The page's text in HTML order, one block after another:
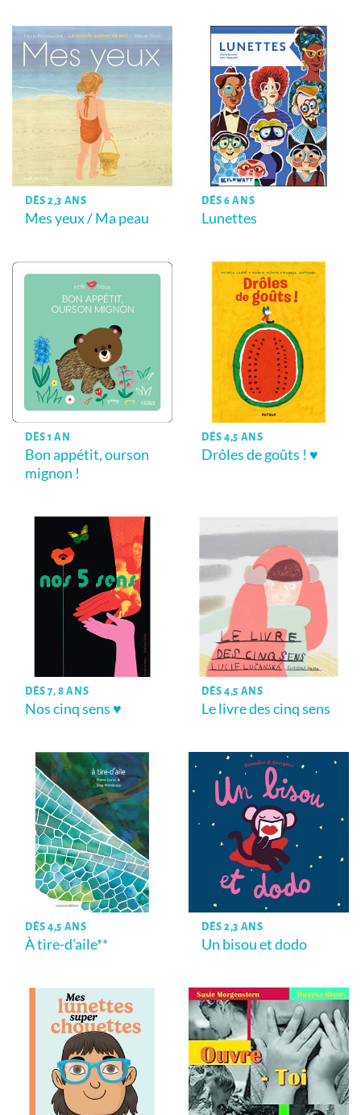
DÈS 2,3 ANS
Mes yeux / Ma peau
DÈS 6 ANS
Lunettes
DÈS 1 AN
Bon appétit, ourson
mignon !
DÈS 4,5 ANS
Drôles de goûts ! ♥
DÈS 7, 8 ANS
Nos cinq sens ♥
DÈS 4,5 ANS
Le livre des cinq sens
DÈS 4,5 ANS
À tire-d’aile**
DÈS 2,3 ANS
Un bisou et dodo